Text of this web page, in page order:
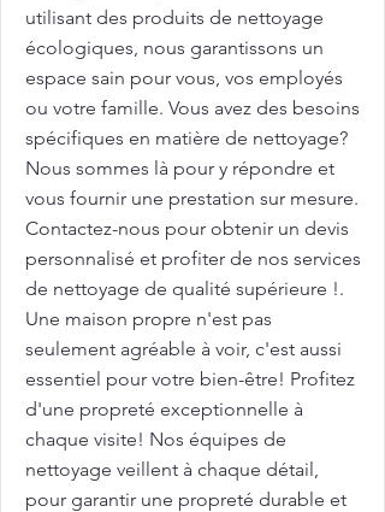
utilisant des produits de nettoyage
écologiques, nous garantissons un
espace sain pour vous, vos employés
ou votre famille. Vous avez des besoins
spécifiques en matière de nettoyage?
Nous sommes là pour y répondre et
vous fournir une prestation sur mesure.
Contactez-nous pour obtenir un devis
personnalisé et profiter de nos services
de nettoyage de qualité supérieure !.
Une maison propre n'est pas
seulement agréable à voir, c'est aussi
essentiel pour votre bien-être! Profitez
d'une propreté exceptionnelle à
chaque visite! Nos équipes de
nettoyage veillent à chaque détail,
pour garantir une propreté durable et